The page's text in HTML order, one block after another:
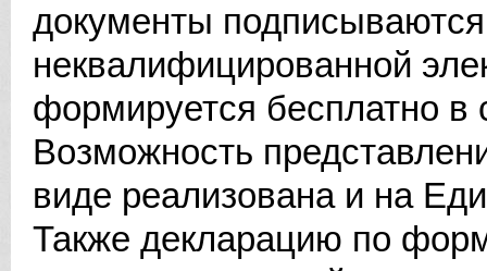
документы
неквалифицированной
формируется бесплатно в
Возможность
виде реализована и на
Также декларацию по